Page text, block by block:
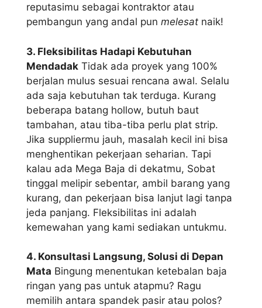
reputasimu sebagai kontraktor atau
pembangun yang andal pun melesat naik!
3. Fleksibilitas Hadapi Kebutuhan
Mendadak Tidak ada proyek yang 100%
berjalan mulus sesuai rencana awal. Selalu
ada saja kebutuhan tak terduga. Kurang
beberapa batang hollow, butuh baut
tambahan, atau tiba-tiba perlu plat strip.
Jika suppliermu jauh, masalah kecil ini bisa
menghentikan pekerjaan seharian. Tapi
kalau ada Mega Baja di dekatmu, Sobat
tinggal melipir sebentar, ambil barang yang
kurang, dan pekerjaan bisa lanjut lagi tanpa
jeda panjang. Fleksibilitas ini adalah
kemewahan yang kami sediakan untukmu.
4. Konsultasi Langsung, Solusi di Depan
Mata Bingung menentukan ketebalan baja
ringan yang pas untuk atapmu? Ragu
memilih antara spandek pasir atau polos?